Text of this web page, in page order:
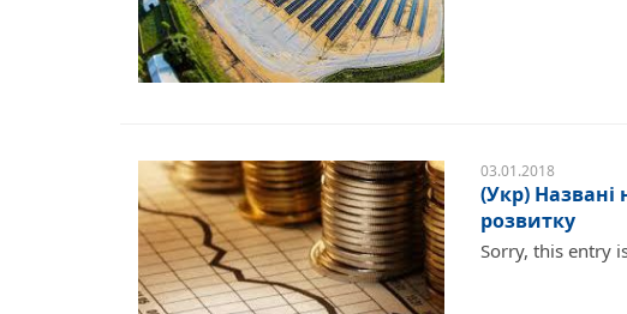
03.01.2018
(Укр) Названі
розвитку
Sorry, this entry